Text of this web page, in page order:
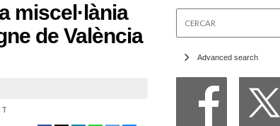
miscel·lània
de València
Advanced search